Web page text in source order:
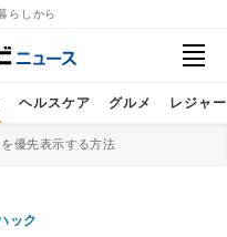
らしから
ヘルスケア グルメ レジャー
優先表示する方法
ック